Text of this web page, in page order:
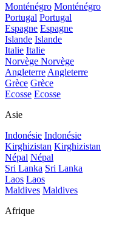
Monténégro Monténégro
Portugal Portugal
Espagne Espagne
Islande Islande
Italie Italie
Norvège Norvège
Angleterre Angleterre
Grèce Grèce
Ecosse Ecosse
Asie
Indonésie Indonésie
Kirghizistan Kirghizistan
Népal Népal
Sri Lanka Sri Lanka
Laos Laos
Maldives Maldives
Afrique